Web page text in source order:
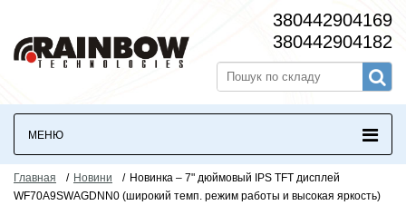
380442904169
380442904182
МЕНЮ
Главная / Новини / Новинка – 7" дюймовый IPS TFT дисплей
WF70A9SWAGDNN0 (широкий темп. режим работы и высокая яркость)